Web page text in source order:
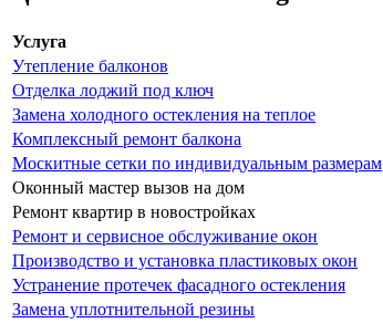
Услуга
Утепление балконов
Отделка лоджий под ключ
Замена холодного остекления на теплое
Комплексный ремонт балкона
Москитные сетки по индивидуальным размерам
Оконный мастер вызов на дом
Ремонт квартир в новостройках
Ремонт и сервисное обслуживание окон
Производство и установка пластиковых окон
Устранение протечек фасадного остекления
Замена уплотнительной резины